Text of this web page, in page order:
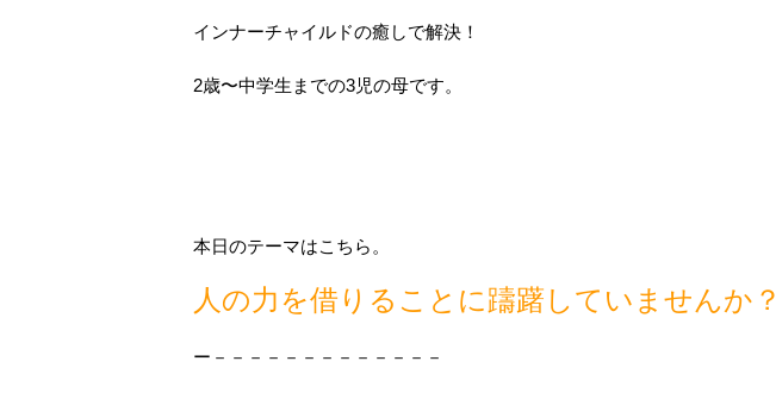
インナーチャイルドの癒しで解決！
2歳〜中学生までの3児の母です。
本日のテーマはこちら。
人の力を借りることに躊躇していませんか？
ー－－－－－－－－－－－－－